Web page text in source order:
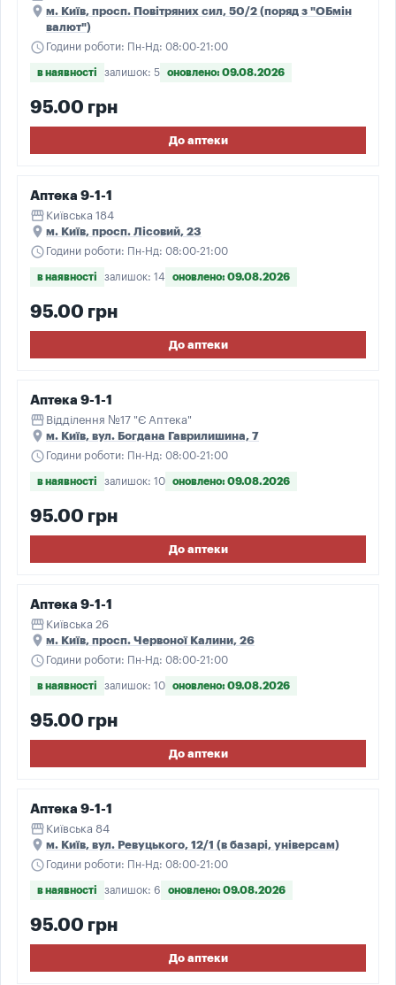
place м. Київ, просп. Повітряних сил, 50/2 (поряд з "ОБмін
валют")
schedule Години роботи: Пн-Нд: 08:00-21:00
в наявності залишок: 5 оновлено: 09.08.2026
95.00 грн
До аптеки
Аптека 9-1-1
storefront Київська 184
place м. Київ, просп. Лісовий, 23
schedule Години роботи: Пн-Нд: 08:00-21:00
в наявності залишок: 14 оновлено: 09.08.2026
95.00 грн
До аптеки
Аптека 9-1-1
storefront Відділення №17 "Є Аптека"
place м. Київ, вул. Богдана Гаврилишина, 7
schedule Години роботи: Пн-Нд: 08:00-21:00
в наявності залишок: 10 оновлено: 09.08.2026
95.00 грн
До аптеки
Аптека 9-1-1
storefront Київська 26
place м. Київ, просп. Червоної Калини, 26
schedule Години роботи: Пн-Нд: 08:00-21:00
в наявності залишок: 10 оновлено: 09.08.2026
95.00 грн
До аптеки
Аптека 9-1-1
storefront Київська 84
place м. Київ, вул. Ревуцького, 12/1 (в базарі, універсам)
schedule Години роботи: Пн-Нд: 08:00-21:00
в наявності залишок: 6 оновлено: 09.08.2026
95.00 грн
До аптеки